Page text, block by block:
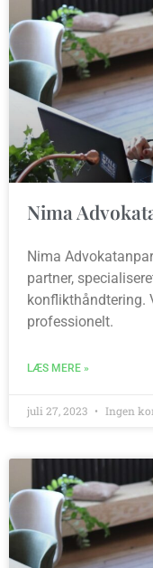
Nima
Nima
partner,
konflikthåndtering.
professionelt.
LÆS MERE »
juli 27, 2023 Ingen